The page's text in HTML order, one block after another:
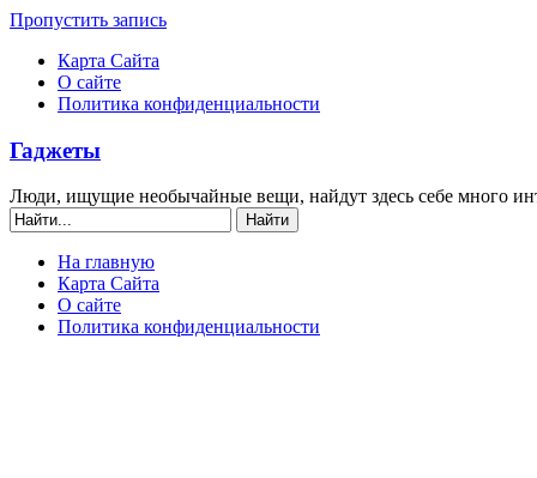
Пропустить запись
Карта Сайта
О сайте
Политика конфиденциальности
Гаджеты
Люди, ищущие необычайные вещи, найдут здесь себе много
На главную
Карта Сайта
О сайте
Политика конфиденциальности